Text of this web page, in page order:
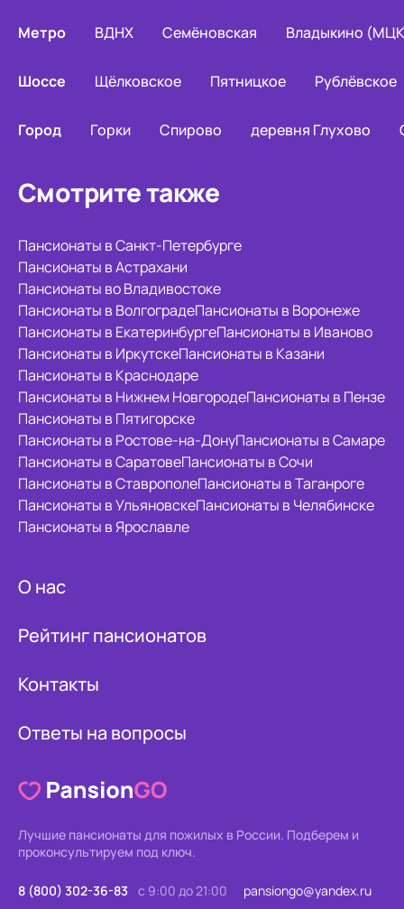
Метро ВДНХ Семёновская Владыкино
Шоссе Щёлковское Пятницкое Рублёвское
Город Горки Спирово деревня Глухово
Смотрите также
Пансионаты в Санкт-Петербурге
Пансионаты в Астрахани
Пансионаты во Владивостоке
Пансионаты в ВолгоградеПансионаты в Воронеже
Пансионаты в ЕкатеринбургеПансионаты в Иваново
Пансионаты в ИркутскеПансионаты в Казани
Пансионаты в Краснодаре
Пансионаты в Нижнем НовгородеПансионаты в Пензе
Пансионаты в Пятигорске
Пансионаты в Ростове-на-ДонуПансионаты в Самаре
Пансионаты в СаратовеПансионаты в Сочи
Пансионаты в СтаврополеПансионаты в Таганроге
Пансионаты в УльяновскеПансионаты в Челябинске
Пансионаты в Ярославле
О нас
Рейтинг пансионатов
Контакты
Ответы на вопросы
Лучшие пансионаты для пожилых в России. Подберем и
проконсультируем под ключ.
8 (800) 302-36-83 с 9:00 до 21:00 pansiongo@yandex.ru